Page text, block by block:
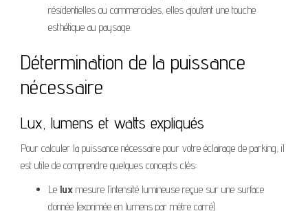
résidentielles ou commerciales, elles ajoutent une touche
esthétique au paysage.
Détermination de la puissance
nécessaire
Lux, lumens et watts expliqués
Pour calculer la puissance nécessaire pour votre éclairage de parking, il
est utile de comprendre quelques concepts clés:
Le lux mesure l’intensité lumineuse reçue sur une surface
donnée (exprimée en lumens par mètre carré).